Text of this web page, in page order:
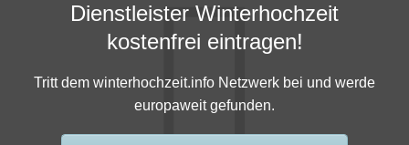
Dienstleister Winterhochzeit
kostenfrei eintragen!
Tritt dem winterhochzeit.info Netzwerk bei und werde
europaweit gefunden.